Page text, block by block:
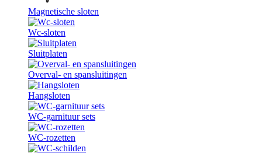
Magnetische sloten
Wc-sloten
Sluitplaten
Overval- en spansluitingen
Hangsloten
WC-garnituur sets
WC-rozetten